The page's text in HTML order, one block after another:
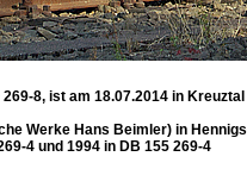
8, ist am 18.07.2014 in
Werke Hans Beimler) in
4 und 1994 in DB 155 269-4